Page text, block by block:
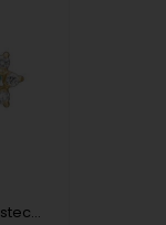
Støvring Design Ohrstecker aus 8 Karat Gelbgold, Smaragd/Zirkonia mit polierter Oberfläche, Modell 60117009